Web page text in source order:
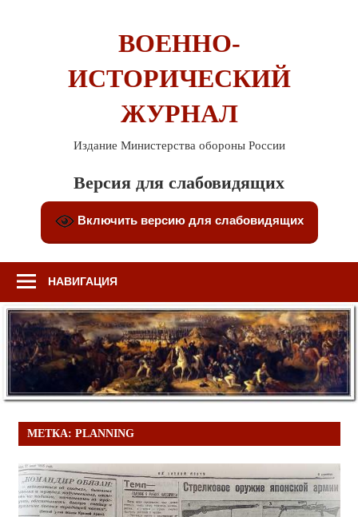
ВОЕННО-
ИСТОРИЧЕСКИЙ
ЖУРНАЛ
Издание Министерства обороны России
Версия для слабовидящих
Включить версию для слабовидящих
НАВИГАЦИЯ
МЕТКА: PLANNING